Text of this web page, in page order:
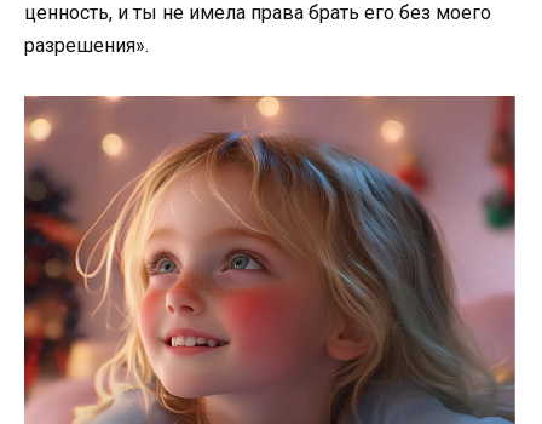
ценность, и ты не имела права брать его без моего
разрешения».